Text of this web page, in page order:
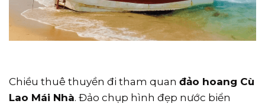
Chiều thuê thuyền đi tham quan đảo hoang Cù
Lao Mái Nhà. Đảo chụp hình đẹp nước biển